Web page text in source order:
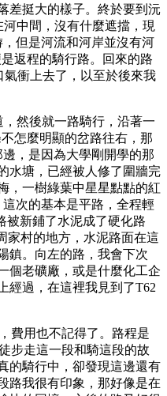
差挺大的樣子。終於要到沅
中間，沒有什麼遮擋，現
但是河流和河岸並沒有河
返程的騎行路。回來的路
氣衝上去了，以至於後來我
然後就一路騎行，沿著一
怎麼明顯的岔路往右，那
，是因為大學剛開學的那
水塘，已經被人修了圍牆完
，一樹綠葉中星星點點的紅
次的基本是平路，全程輕
被新鋪了水泥成了硬化路
家村的地方，水泥路面在這
鎮。向左的路，我會下次
個老礦廠，或是什麼化工企
經過，在這裡我見到了T62
費用也不記得了。路程是
步走這一段和騎這段的故
的騎行中，卻發現這邊還有
路我很有印象，那好像是在